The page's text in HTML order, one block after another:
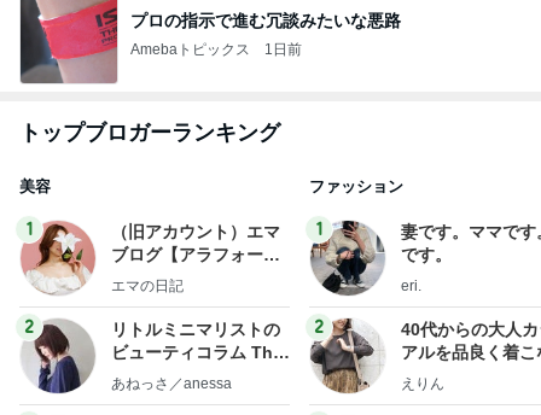
プロの指示で進む冗談みたいな悪路
Amebaトピックス 1日前
トップブロガーランキング
美容
1
（旧アカウント）エマ
ブログ【アラフォー会
社売却セカンドライ
エマの日記
2
リトルミニマリストの
ビューティコラム The
little minimalist's bea
あねっさ／anessa
ファッション
1
妻です。ママです
です。
eri.
2
40代からの大人
アルを品良く着こ
ファッションブロ
えりん